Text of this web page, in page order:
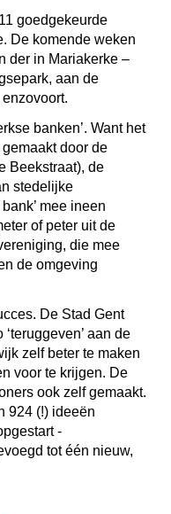
goedgekeurde
De komende weken
der in Mariakerke –
aan de
banken’. Want het
door de
Beekstraat), de
stedelijke
mee ineen
of peter uit de
die mee
de omgeving
De Stad Gent
aan de
zelf beter te maken
voor te krijgen. De
ook zelf gemaakt.
924 (!) ideeën
-
tot één nieuw,